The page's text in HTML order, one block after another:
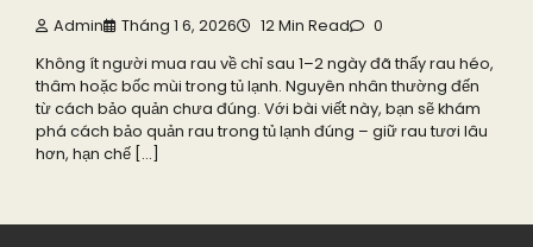
Admin Tháng 1 6, 2026 12 Min Read 0
Không ít người mua rau về chỉ sau 1–2 ngày đã thấy rau héo,
thâm hoặc bốc mùi trong tủ lạnh. Nguyên nhân thường đến
từ cách bảo quản chưa đúng. Với bài viết này, bạn sẽ khám
phá cách bảo quản rau trong tủ lạnh đúng – giữ rau tươi lâu
hơn, hạn chế […]